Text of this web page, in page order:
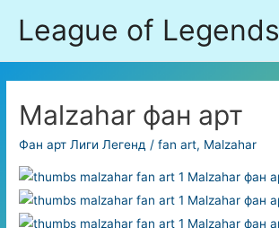
League of Legends
Malzahar фан арт
Фан арт Лиги Легенд /fan art, Malzahar